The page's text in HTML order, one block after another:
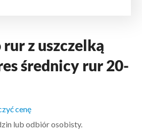
z uszczelką
średnicy rur 20-
cenę
lub odbiór osobisty.